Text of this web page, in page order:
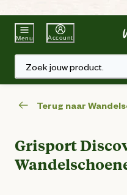
Beste
Menu Account
Zoek jouw product.
Terug naar
Grisport